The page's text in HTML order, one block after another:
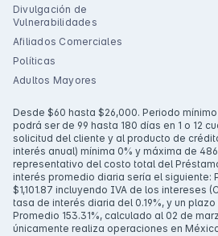
Divulgación de
Vulnerabilidades
Afiliados Comerciales
Políticas
Adultos Mayores
Desde $60 hasta $26,000. Periodo
podrá ser de 99 hasta 180 días en 1 o 12
solicitud del cliente y al producto de
interés anual) mínima 0% y máxima de
representativo del costo total del
interés promedio diaria sería el siguiente:
$1,101.87 incluyendo IVA de los intereses
tasa de interés diaria del 0.19%, y un
Promedio 153.31%, calculado al 02 de
únicamente realiza operaciones en